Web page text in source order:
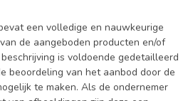
een volledige en nauwkeurige
de aangeboden producten en/of
is voldoende gedetailleerd
beoordeling van het aanbod door de
te maken. Als de ondernemer